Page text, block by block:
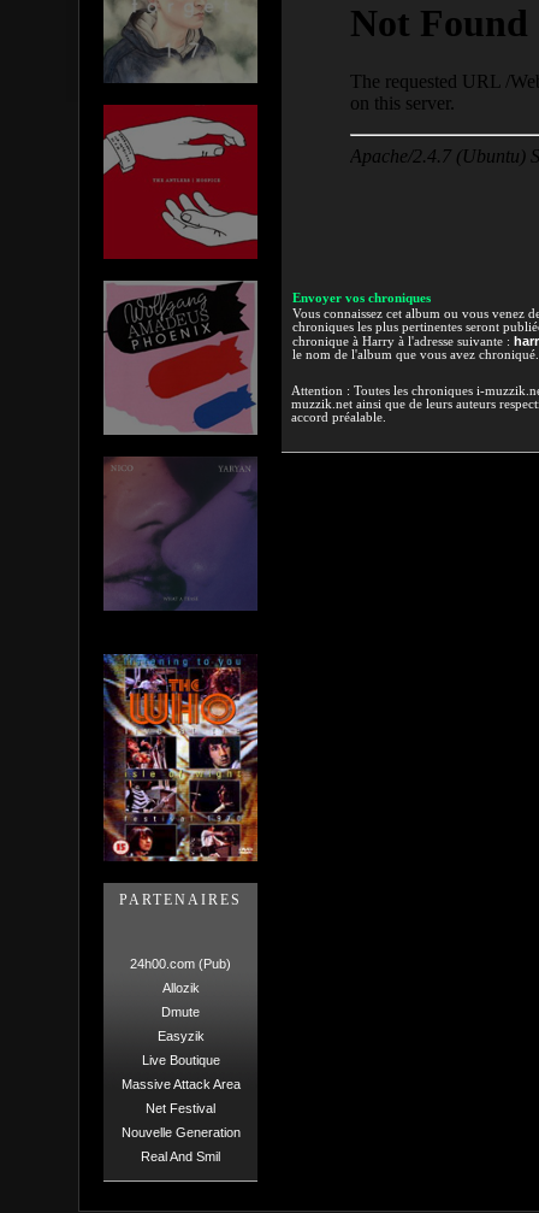
PARTENAIRES
24h00.com (Pub)
Allozik
Dmute
Easyzik
Live Boutique
Massive Attack Area
Net Festival
Nouvelle Generation
Real And Smil
Envoyer vos chroniques
Vous connaissez cet album ou vous venez
chroniques les plus pertinentes seront
chronique à Harry à l'adresse suivante :
le nom de l'album que vous avez
Attention : Toutes les chroniques i-
muzzik.net ainsi que de leurs auteurs
accord préalable.